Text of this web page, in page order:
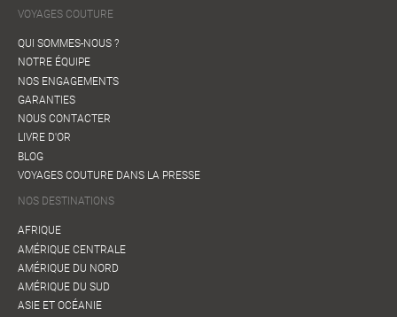
VOYAGES COUTURE
QUI SOMMES-NOUS ?
NOTRE ÉQUIPE
NOS ENGAGEMENTS
GARANTIES
NOUS CONTACTER
LIVRE D'OR
BLOG
VOYAGES COUTURE DANS LA PRESSE
NOS DESTINATIONS
AFRIQUE
AMÉRIQUE CENTRALE
AMÉRIQUE DU NORD
AMÉRIQUE DU SUD
ASIE ET OCÉANIE